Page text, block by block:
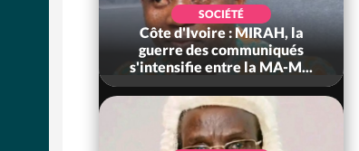
deux
dans un
SOCIÉTÉ
Côte d'Ivoire : MIRAH, la
guerre des communiqués
s'intensifie entre la MA-M...